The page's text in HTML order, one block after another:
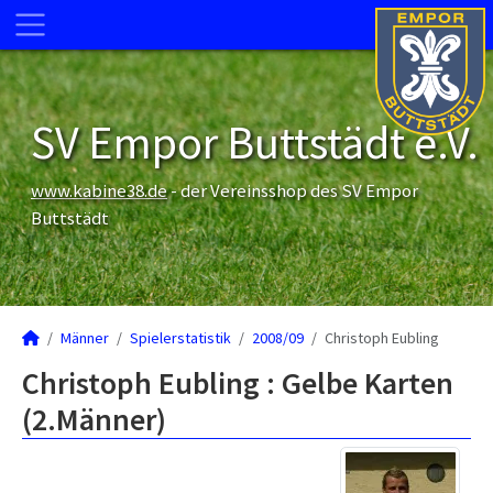
SV Empor Buttstädt e.V.
www.kabine38.de- der Vereinsshop des SV Empor
Buttstädt
Männer Spielerstatistik 2008/09 Christoph Eubling
Christoph Eubling : Gelbe Karten
(2.Männer)